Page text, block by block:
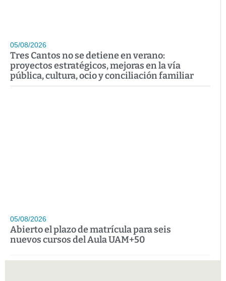
05/08/2026
Tres Cantos no se detiene en verano:
proyectos estratégicos, mejoras en la vía
pública, cultura, ocio y conciliación familiar
05/08/2026
Abierto el plazo de matrícula para seis
nuevos cursos del Aula UAM+50